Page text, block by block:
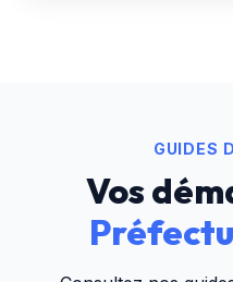
GUIDES
Vos